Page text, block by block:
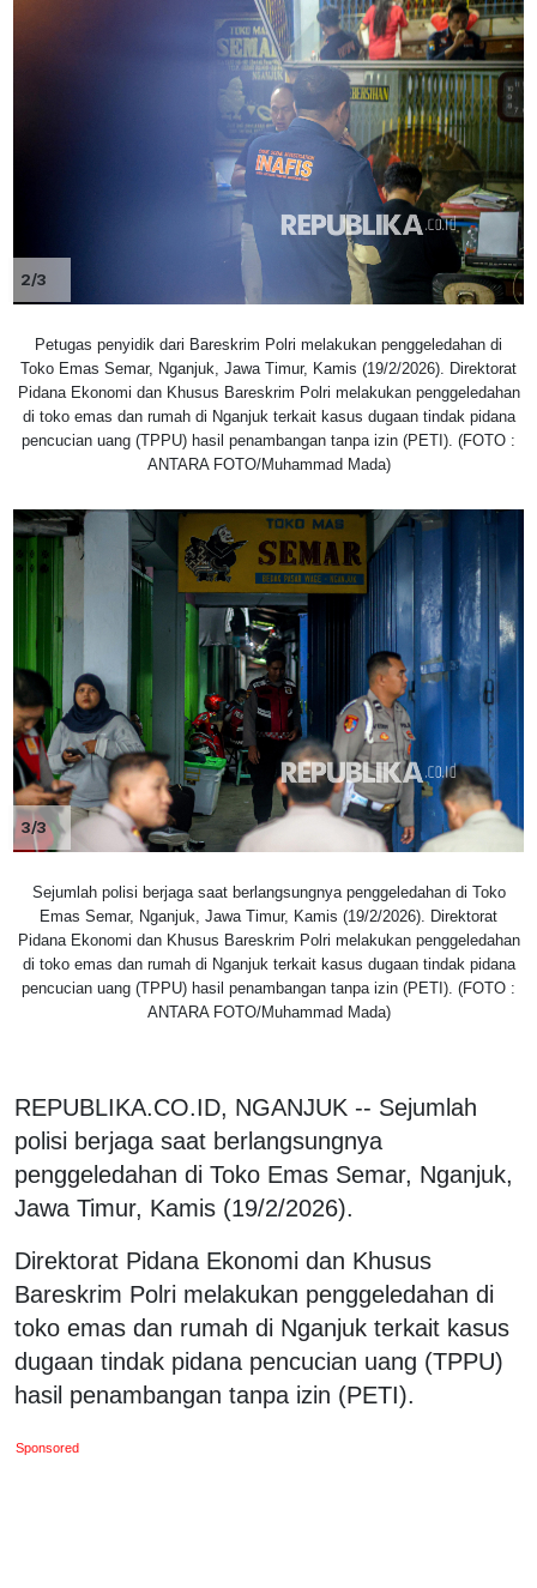
2/3
Petugas penyidik dari Bareskrim Polri melakukan penggeledahan di
Toko Emas Semar, Nganjuk, Jawa Timur, Kamis (19/2/2026). Direktorat
Pidana Ekonomi dan Khusus Bareskrim Polri melakukan penggeledahan
di toko emas dan rumah di Nganjuk terkait kasus dugaan tindak pidana
pencucian uang (TPPU) hasil penambangan tanpa izin (PETI). (FOTO :
ANTARA FOTO/Muhammad Mada)
3/3
Sejumlah polisi berjaga saat berlangsungnya penggeledahan di Toko
Emas Semar, Nganjuk, Jawa Timur, Kamis (19/2/2026). Direktorat
Pidana Ekonomi dan Khusus Bareskrim Polri melakukan penggeledahan
di toko emas dan rumah di Nganjuk terkait kasus dugaan tindak pidana
pencucian uang (TPPU) hasil penambangan tanpa izin (PETI). (FOTO :
ANTARA FOTO/Muhammad Mada)
REPUBLIKA.CO.ID, NGANJUK -- Sejumlah
polisi berjaga saat berlangsungnya
penggeledahan di Toko Emas Semar, Nganjuk,
Jawa Timur, Kamis (19/2/2026).
Direktorat Pidana Ekonomi dan Khusus
Bareskrim Polri melakukan penggeledahan di
toko emas dan rumah di Nganjuk terkait kasus
dugaan tindak pidana pencucian uang (TPPU)
hasil penambangan tanpa izin (PETI).
Sponsored